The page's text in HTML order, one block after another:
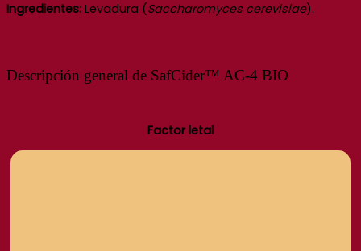
Ingredientes: Levadura (Saccharomyces cerevisiae).
Descripción general de SafCider™ AC-4 BIO
Factor letal